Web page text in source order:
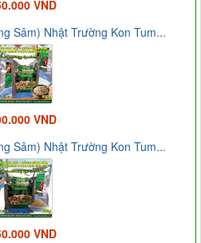
VND
Sâm) Nhật Trường Kon Tum...
VND
Sâm) Nhật Trường Kon Tum...
VND